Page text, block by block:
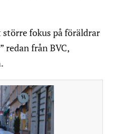
fokus på föräldrar
redan från BVC,